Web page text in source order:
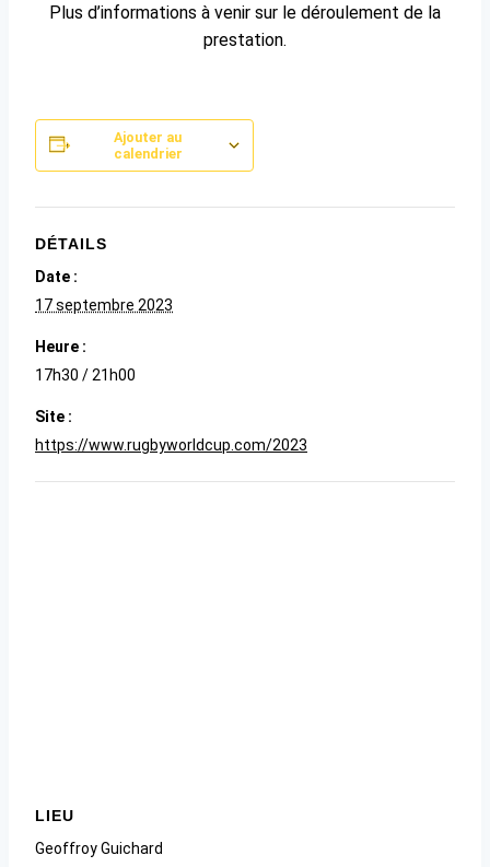
Plus d’informations à venir sur le déroulement de la
prestation.
Ajouter au
calendrier
DÉTAILS
Date :
17 septembre 2023
Heure :
17h30 / 21h00
Site :
https://www.rugbyworldcup.com/2023
LIEU
Geoffroy Guichard